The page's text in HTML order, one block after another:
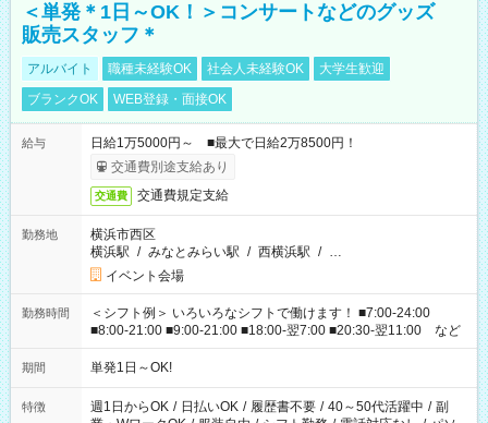
＜単発＊1日～OK！＞コンサートなどのグッズ
販売スタッフ＊
アルバイト 職種未経験OK 社会人未経験OK
大学生歓迎
ブランクOK
WEB登録・面接OK
給与
日給1万5000円～ ■最大で日給2万8500円！
交通費別途支給あり
交通費 交通費規定支給
勤務地
横浜市西区
横浜駅 / みなとみらい駅 / 西横浜駅 / …
イベント会場
勤務時間
＜シフト例＞ いろいろなシフトで働けます！ ■7:00-24:00
■8:00-21:00 ■9:00-21:00 ■18:00-翌7:00 ■20:30-翌11:00 など
期間 単発1日～OK!
特徴 週1日からOK / 日払いOK / 履歴書不要 / 40～50代活躍中 / 副